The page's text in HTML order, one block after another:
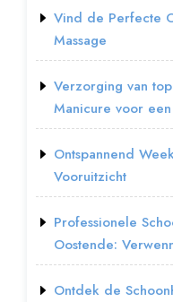
Vind de Perfecte
Massage
Verzorging van
Manicure voor
Ontspannend
Vooruitzicht
Professionele
Oostende:
Ontdek de